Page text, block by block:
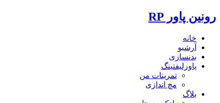
رونین پاور RP
خانه
آرشیو
بدنسازی
پاورلیفتینگ
تمرینات من
مچ اندازی
بلاگ